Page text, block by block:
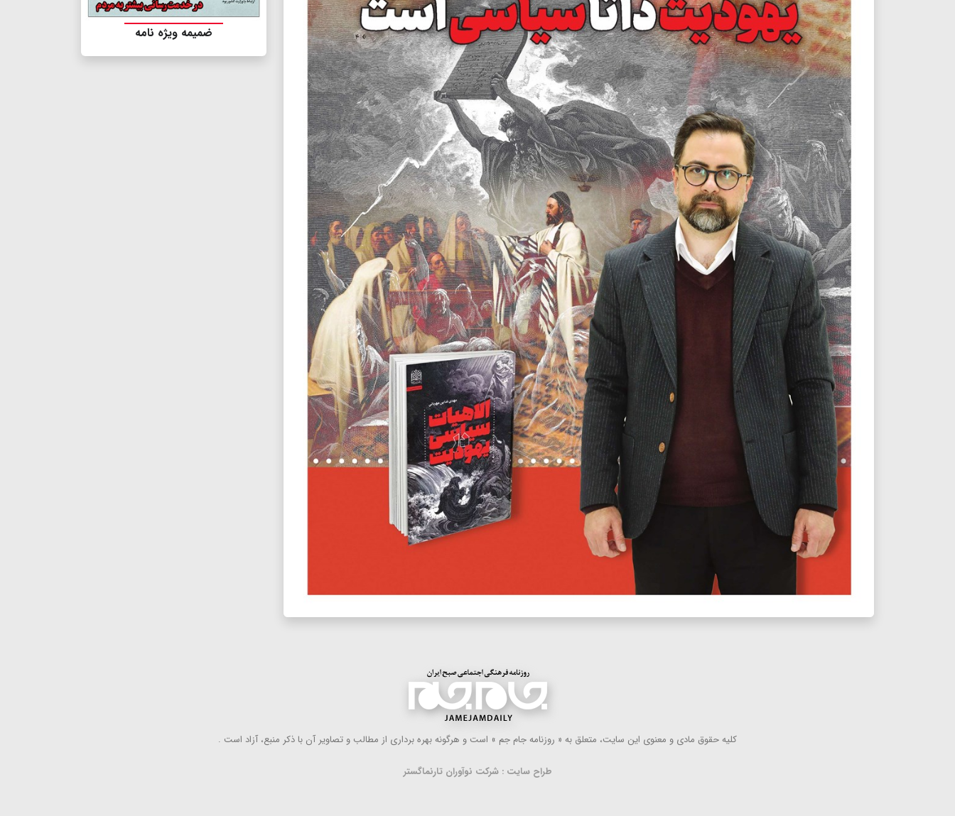
ضمیمه ویژه نامه
كلیه حقوق مادی و معنوی این سایت، متعلق به « روزنامه جام جم » است و هرگونه بهره ‌برداری از مطالب و تصاویر آن با ذكر منبع، آزاد است .
طراح سایت : شرکت نوآوران تارنماگستر